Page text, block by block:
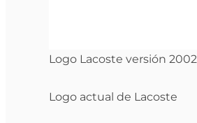
Logo Lacoste versión 2002
Logo actual de Lacoste